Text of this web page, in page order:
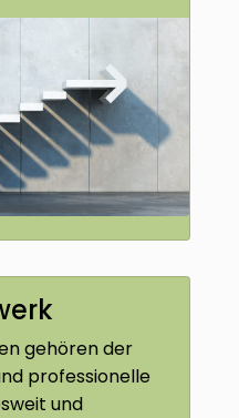
gehören der
professionelle
und